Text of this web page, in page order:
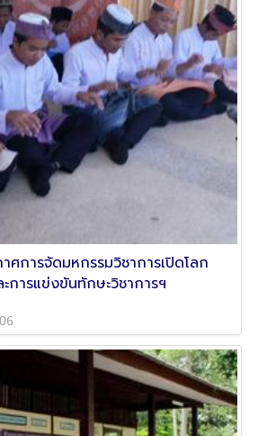
ศการจัดมหกรรมวิชาการเปิดโลก
การแข่งขันทักษะวิชาการฯ